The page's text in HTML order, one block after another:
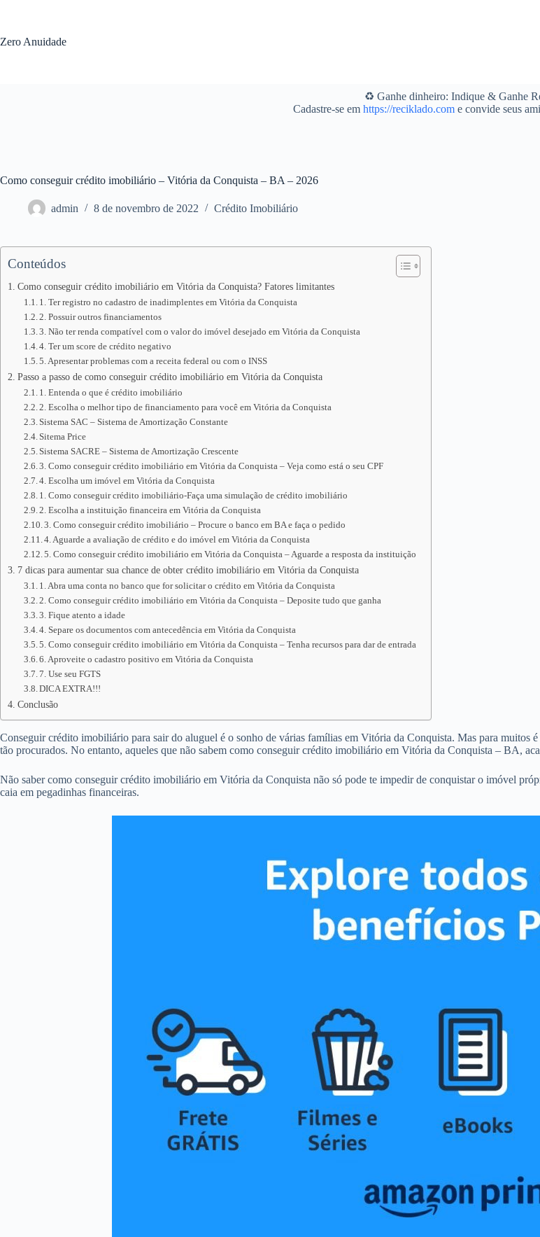
conteúdo
Zero Anuidade
♻️ Ganhe dinheiro: Indique & Ganhe
Cadastre-se em https://reciklado.come convide seus
Como conseguir crédito imobiliário – Vitória da Conquista – BA – 2026
admin 8 de novembro de 2022 Crédito Imobiliário
Conteúdos
Como conseguir crédito imobiliário em Vitória da Conquista? Fatores limitantes
1. Ter registro no cadastro de inadimplentes em Vitória da Conquista
2. Possuir outros financiamentos
3. Não ter renda compatível com o valor do imóvel desejado em Vitória da Conquista
4. Ter um score de crédito negativo
5. Apresentar problemas com a receita federal ou com o INSS
Passo a passo de como conseguir crédito imobiliário em Vitória da Conquista
1. Entenda o que é crédito imobiliário
2. Escolha o melhor tipo de financiamento para você em Vitória da Conquista
Sistema SAC – Sistema de Amortização Constante
Sitema Price
Sistema SACRE – Sistema de Amortização Crescente
3. Como conseguir crédito imobiliário em Vitória da Conquista – Veja como está o seu CPF
4. Escolha um imóvel em Vitória da Conquista
1. Como conseguir crédito imobiliário-Faça uma simulação de crédito imobiliário
2. Escolha a instituição financeira em Vitória da Conquista
3. Como conseguir crédito imobiliário – Procure o banco em BA e faça o pedido
4. Aguarde a avaliação de crédito e do imóvel em Vitória da Conquista
5. Como conseguir crédito imobiliário em Vitória da Conquista – Aguarde a resposta da instituição
7 dicas para aumentar sua chance de obter crédito imobiliário em Vitória da Conquista
1. Abra uma conta no banco que for solicitar o crédito em Vitória da Conquista
2. Como conseguir crédito imobiliário em Vitória da Conquista – Deposite tudo que ganha
3. Fique atento a idade
4. Separe os documentos com antecedência em Vitória da Conquista
5. Como conseguir crédito imobiliário em Vitória da Conquista – Tenha recursos para dar de entrada
6. Aproveite o cadastro positivo em Vitória da Conquista
7. Use seu FGTS
DICA EXTRA!!!
Conclusão
Conseguir crédito imobiliário para sair do aluguel é o sonho de várias famílias em Vitória da Conquista. Mas para muitos
tão procurados. No entanto, aqueles que não sabem como conseguir crédito imobiliário em Vitória da Conquista – BA,
Não saber como conseguir crédito imobiliário em Vitória da Conquista não só pode te impedir de conquistar o imóvel
caia em pegadinhas financeiras.